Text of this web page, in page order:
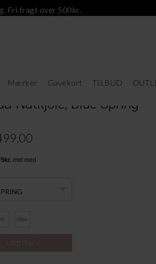
Fri fragt over 500kr.
Mærker Gavekort TILBUD
Natkjole, Blue Spring
M XXXL